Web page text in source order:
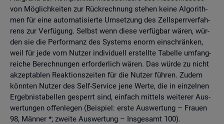
von Mög­lich­kei­ten zur Rück­rech­nung ste­hen keine Al­go­rith­
men für eine au­to­ma­ti­sier­te Um­set­zung des Zell­sperr­ver­fah­
rens zur Ver­fü­gung. Selbst wenn diese ver­füg­bar wären, wür­
den sie die Per­for­manz des Sys­tems enorm ein­schrän­ken,
weil für jede vom Nut­zer in­di­vi­du­ell er­stell­te Ta­bel­le um­fang­
rei­che Be­rech­nun­gen er­for­der­lich wären. Das würde zu nicht
ak­zep­ta­blen Re­ak­ti­ons­zei­ten für die Nut­zer füh­ren. Zudem
könn­ten Nut­zer des Self-Ser­vice jene Werte, die in ein­zel­nen
Er­geb­nis­ta­bel­len ge­sperrt sind, ein­fach mit­tels wei­te­rer Aus­
wer­tun­gen of­fen­le­gen (Bei­spiel: erste Aus­wer­tung – Frau­en
98, Män­ner *; zwei­te Aus­wer­tung – Ins­ge­samt 100).